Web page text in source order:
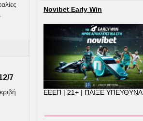
7
Novibet Early Win
ΕΕΕΠ | 21+ | ΠΑΙΞΕ ΥΠΕΥΘΥΝΑ